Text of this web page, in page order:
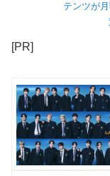
テンツが
[PR]